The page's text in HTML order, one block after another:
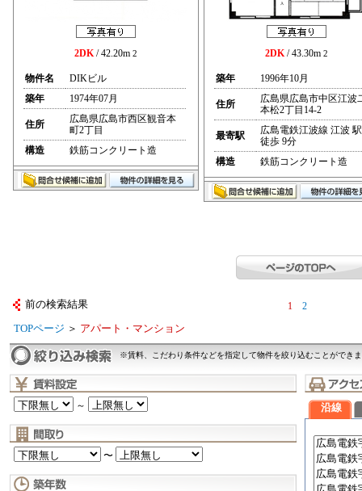
2DK/ 42.20m 2
物件名
DIKビル
築年
1974年07月
住所
広島県広島市西区観音本
町2丁目
構造
鉄筋コンクリート造
2DK/ 43.30m 2
築年 1996年10月
住所
広島県広島市中区江波
本松2丁目14-2
最寄駅
広島電鉄江波線 江波 駅
徒歩 9分
構造
鉄筋コンクリート造
前の検索結果 1 2
TOPページ ＞ アパート・マンション
※賃料、こだわり条件などを指定して物件を絞り込むことができ
～
〜
沿線